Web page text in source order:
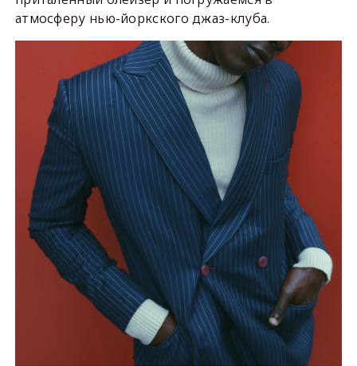
атмосферу нью-йоркского джаз-клуба.